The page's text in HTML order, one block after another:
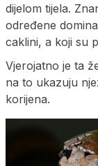
dijelom tijela.
određene
caklini, a koji su
Vjerojatno je ta
na to ukazuju
korijena.